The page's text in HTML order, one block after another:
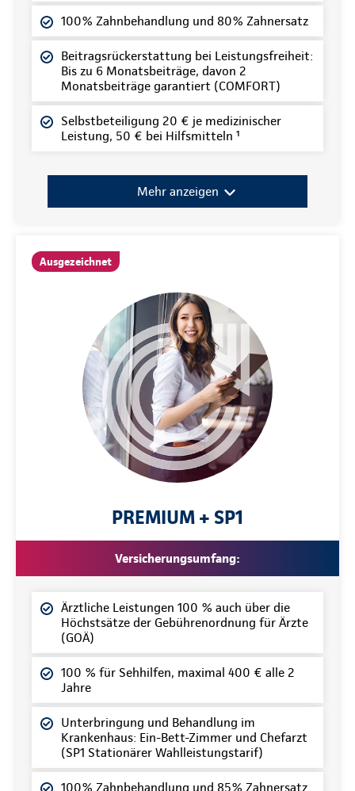
100% Zahnbehandlung und 80% Zahnersatz
Beitragsrückerstattung bei Leistungsfreiheit:
Bis zu 6 Monatsbeiträge, davon 2
Monatsbeiträge garantiert (COMFORT)
Selbstbeteiligung 20 € je medizinischer
Leistung, 50 € bei Hilfsmitteln ¹
Mehr anzeigen
Ausgezeichnet
PREMIUM + SP1
Versicherungsumfang:
Ärztliche Leistungen 100 % auch über die
Höchstsätze der Gebührenordnung für Ärzte
(GOÄ)
100 % für Sehhilfen, maximal 400 € alle 2
Jahre
Unterbringung und Behandlung im
Krankenhaus: Ein-Bett-Zimmer und Chefarzt
(SP1 Stationärer Wahlleistungstarif)
100% Zahnbehandlung und 85% Zahnersatz